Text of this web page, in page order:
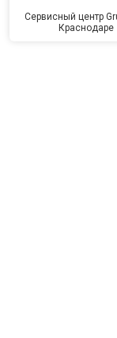
Сервисный центр
Краснодаре